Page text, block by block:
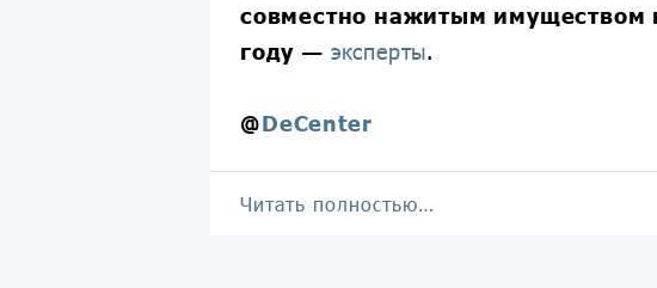
совместно нажитым имуществом
году — эксперты.
@DeCenter
Читать полностью…